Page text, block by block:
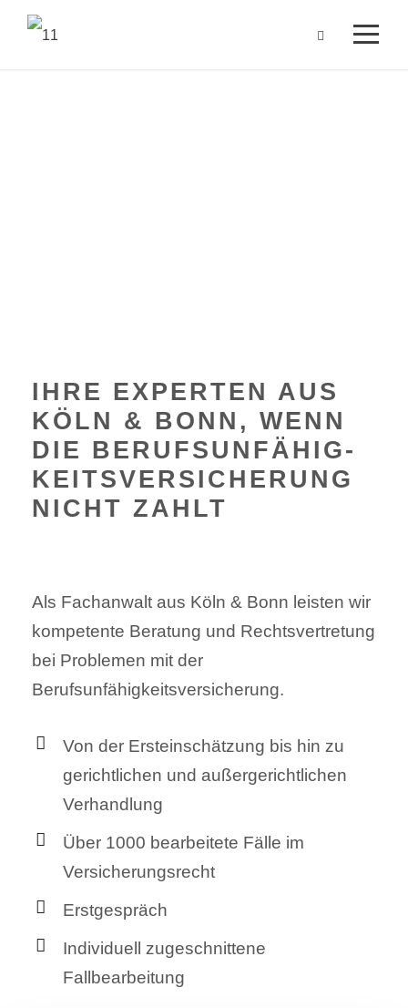
IHRE EXPERTEN AUS
KÖLN & BONN, WENN
DIE BERUFSUNFÄHIG­
KEITS­VERSICHERUNG
NICHT ZAHLT
Als Fachanwalt aus Köln & Bonn leisten wir
kompetente Beratung und Rechtsvertretung
bei Problemen mit der
Berufsunfähigkeitsversicherung.
Von der Ersteinschätzung bis hin zu
gerichtlichen und außergerichtlichen
Verhandlung
Über 1000 bearbeitete Fälle im
Versicherungsrecht
Erstgespräch
Individuell zugeschnittene
Fallbearbeitung